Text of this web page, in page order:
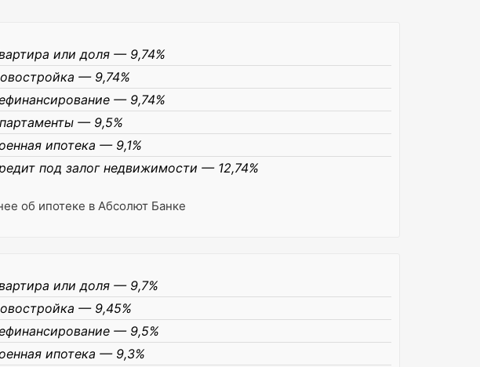
или доля — 9,74%
— 9,74%
— 9,74%
— 9,5%
ипотека — 9,1%
под залог недвижимости — 12,74%
об ипотеке в Абсолют Банке
или доля — 9,7%
— 9,45%
— 9,5%
ипотека — 9,3%